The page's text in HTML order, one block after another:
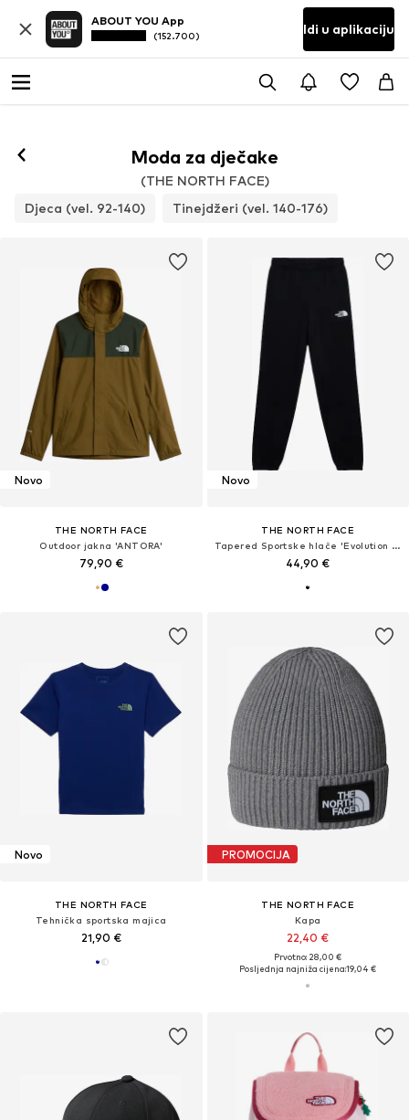
ABOUT YOU App
(152.700) Idi u aplikaciju
Moda za dječake
(THE NORTH FACE)
Djeca (vel. 92-140)
Tinejdžeri (vel. 140-176)
Novo
THE NORTH FACE
Outdoor jakna 'ANTORA'
79,90 €
Novo
THE NORTH FACE
Tapered Sportske hlače 'Evolution Sumple Dome'
44,90 €
Novo
THE NORTH FACE
Tehnička sportska majica
21,90 €
PROMOCIJA
THE NORTH FACE
Kapa
22,40 €
Prvotno: 28,00 €
Posljednja najniža cijena:19,04 €